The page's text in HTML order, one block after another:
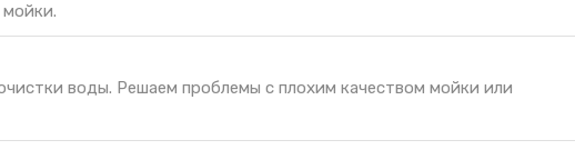
воды. Решаем проблемы с плохим качеством мойки или